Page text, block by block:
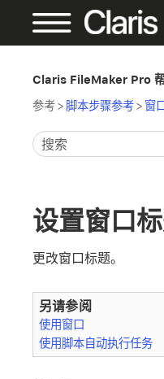
Claris FileMaker Pro
参考> 脚本步骤参考> 窗
设置窗口
更改窗口标题。
另请参阅
使用窗口
使用脚本自动执行任务